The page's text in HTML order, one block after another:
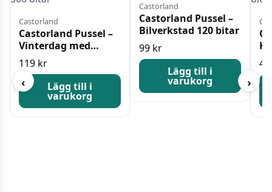
‹
Castorland
Castorland Pussel –
Vinterdag med
hästar 500 bitar
119 kr
Lägg till i
varukorg
Castorland
Castorland Pussel –
Bilverkstad 120 bitar
99 kr
Lägg till i
varukorg
›